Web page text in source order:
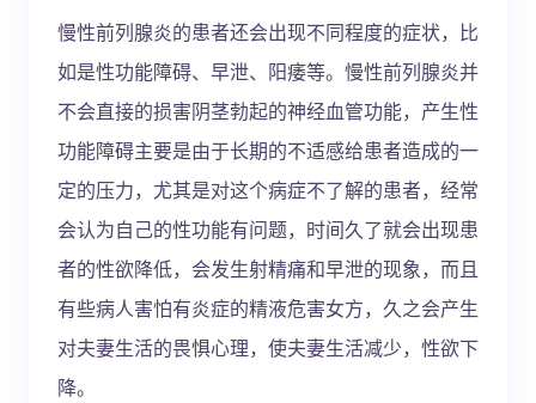
慢性前列腺炎的患者还会出现不同程度的症状，比
如是性功能障碍、早泄、阳痿等。慢性前列腺炎并
不会直接的损害阴茎勃起的神经血管功能，产生性
功能障碍主要是由于长期的不适感给患者造成的一
定的压力，尤其是对这个病症不了解的患者，经常
会认为自己的性功能有问题，时间久了就会出现患
者的性欲降低，会发生射精痛和早泄的现象，而且
有些病人害怕有炎症的精液危害女方，久之会产生
对夫妻生活的畏惧心理，使夫妻生活减少，性欲下
降。